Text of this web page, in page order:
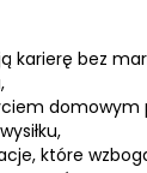
karierę bez
które